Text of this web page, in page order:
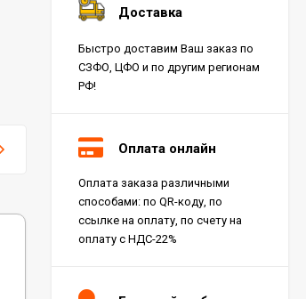
Доставка
Быстро доставим Ваш заказ по
СЗФО, ЦФО и по другим регионам
РФ!
Оплата онлайн
Оплата заказа различными
способами: по QR-коду, по
ссылке на оплату, по счету на
оплату с НДС-22%